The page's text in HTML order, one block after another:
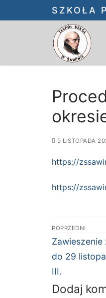
do
SZKOŁA
9 LISTOPADA
https://
https://
wpisu
POPRZEDNI
Poprzedni
wpis:
do 29
III.
Dodaj